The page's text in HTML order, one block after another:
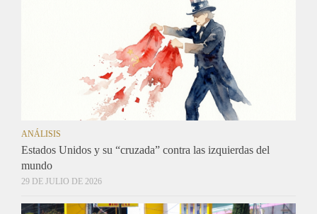
ANÁLISIS
Estados Unidos y su “cruzada” contra las izquierdas del
mundo
29 DE JULIO DE 2026